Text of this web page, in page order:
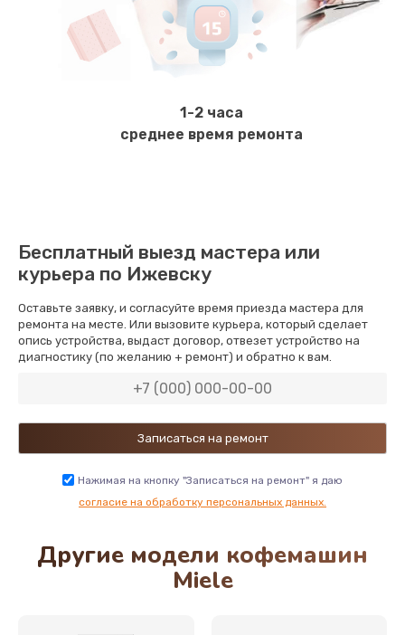
Чистка и настройка кофемолки
2000 руб.
Ремонт бойлера или замена ТЭНа
2000 руб.
Ремонт или замена кофемолки
3200 руб.
Заказать
1-2 часа
среднее время ремонта
Бесплатный выезд мастера или
курьера по Ижевску
Оставьте заявку, и согласуйте время приезда мастера для
ремонта на месте. Или вызовите курьера, который сделает
опись устройства, выдаст договор, отвезет устройство на
диагностику (по желанию + ремонт) и обратно к вам.
Нажимая на кнопку "Записаться на ремонт" я даю
согласие на обработку персональных данных.
Другие модели кофемашин
Miele